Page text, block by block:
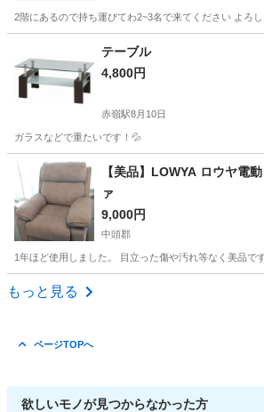
2階にあるので持ち運びてわ2~3名で来てください よろ
首里駅
テーブル
4,800円
赤嶺駅8月10日
ガラスなどで重たいです！💦
糸満市 赤嶺駅 ガラス
【美品】LOWYA ロウヤ電
ァ
9,000円
中頭郡
1年ほど使用しました。 目立った傷や汚れ等なく美品
沖縄 中頭郡
もっと見る
ページTOPへ
欲しいモノが見つからなかった方